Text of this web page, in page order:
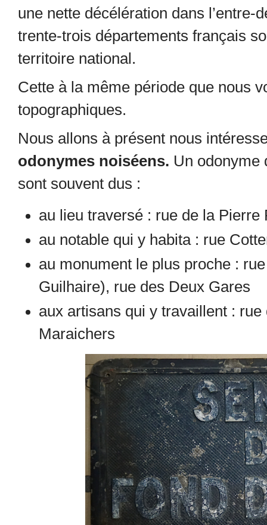
une nette décélération dans l’entre-
trente-trois départements français
territoire national.
Cette à la même période que nous
topographiques.
Nous allons à présent nous
odonymes noiséens. Un odonyme
sont souvent dus :
au lieu traversé : rue de la Pierre
au notable qui y habita : rue
au monument le plus proche :
Guilhaire), rue des Deux Gares
aux artisans qui y travaillent :
Maraichers